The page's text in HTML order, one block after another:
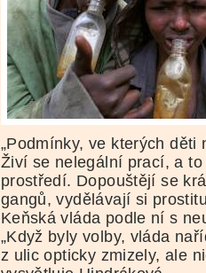
„Podmínky, ve kterých
Živí se nelegální prací, a
prostředí. Dopouštějí se
gangů, vydělávají si
Keňská vláda podle ní s
„Když byly volby, vláda
z ulic opticky zmizely, ale